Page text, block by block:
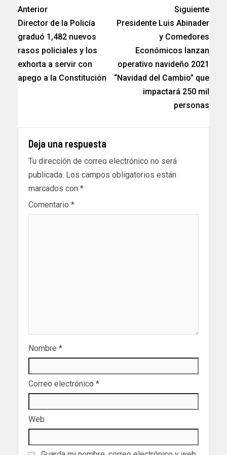
Anterior
Director de la Policía
graduó 1,482 nuevos
rasos policiales y los
exhorta a servir con
apego a la Constitución
Siguiente
Presidente Luis Abinader
y Comedores
Económicos lanzan
operativo navideño 2021
“Navidad del Cambio” que
impactará 250 mil
personas
Deja una respuesta
Tu dirección de correo electrónico no será
publicada. Los campos obligatorios están
marcados con *
Comentario *
Nombre *
Correo electrónico *
Web